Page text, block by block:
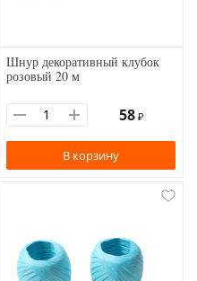
Шнур декоративный клубок
розовый 20 м
58 ₽
В корзину